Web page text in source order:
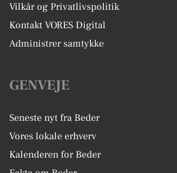
Vilkår og Privatlivspolitik
Kontakt VORES Digital
Administrer samtykke
GENVEJE
Seneste nyt fra Beder
Vores lokale erhverv
Kalenderen for Beder